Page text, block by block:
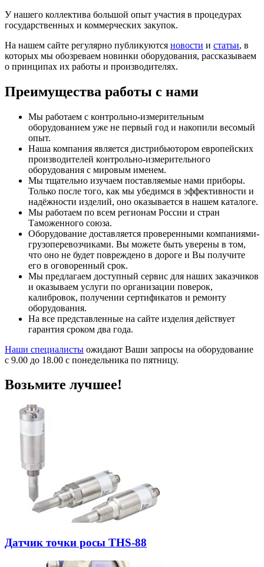
У нашего коллектива большой опыт участия в процедурах
государственных и коммерческих закупок.
На нашем сайте регулярно публикуются новости и статьи, в
которых мы обозреваем новинки оборудования, рассказываем
о принципах их работы и производителях.
Преимущества работы с нами
Мы работаем с контрольно-измерительным
оборудованием уже не первый год и накопили весомый
опыт.
Наша компания является дистрибьютором европейских
производителей контрольно-измерительного
оборудования с мировым именем.
Мы тщательно изучаем поставляемые нами приборы.
Только после того, как мы убедимся в эффективности и
надёжности изделий, оно оказывается в нашем каталоге.
Мы работаем по всем регионам России и стран
Таможенного союза.
Оборудование доставляется проверенными компаниями-
грузоперевозчиками. Вы можете быть уверены в том,
что оно не будет повреждено в дороге и Вы получите
его в оговоренный срок.
Мы предлагаем доступный сервис для наших заказчиков
и оказываем услуги по организации поверок,
калибровок, получении сертификатов и ремонту
оборудования.
На все представленные на сайте изделия действует
гарантия сроком два года.
Наши специалисты ожидают Ваши запросы на оборудование
с 9.00 до 18.00 с понедельника по пятницу.
Возьмите лучшее!
Датчик точки росы THS-88